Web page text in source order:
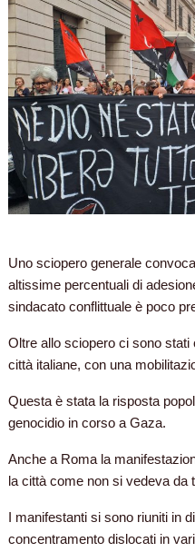
Uno sciopero generale
altissime percentuali di
sindacato conflittuale è poco
Oltre allo sciopero ci sono
città italiane, con una
Questa è stata la risposta
genocidio in corso a Gaza.
Anche a Roma la
la città come non si vedeva da
I manifestanti si sono riuniti in
concentramento dislocati in